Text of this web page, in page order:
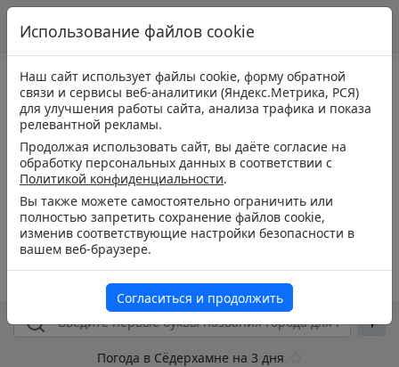
Погода в Сёдерхамне на 3 дня
Использование файлов cookie
Наш сайт использует файлы cookie, форму обратной
связи и сервисы веб-аналитики (Яндекс.Метрика, РСЯ)
для улучшения работы сайта, анализа трафика и показа
релевантной рекламы.
Продолжая использовать сайт, вы даёте согласие на
обработку персональных данных в соответствии с
Политикой конфиденциальности.
Вы также можете самостоятельно ограничить или
полностью запретить сохранение файлов cookie,
изменив соответствующие настройки безопасности в
вашем веб-браузере.
Согласиться и продолжить